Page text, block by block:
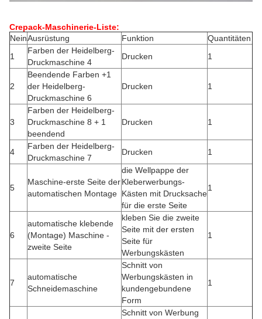
Crepack-Maschinerie-Liste:
NeinAusrüstung Funktion
Quantitäten
1
Farben der Heidelberg-
Druckmaschine 4
Drucken 1
2
Beendende Farben +1
der Heidelberg-
Druckmaschine 6
Drucken 1
3
Farben der Heidelberg-
Druckmaschine 8 + 1
beendend
Drucken 1
4
Farben der Heidelberg-
Druckmaschine 7
Drucken 1
5
Maschine-erste Seite der
automatischen Montage
die Wellpappe der
Kleberwerbungs-
Kästen mit Drucksache
für die erste Seite
1
6
automatische klebende
(Montage) Maschine -
zweite Seite
kleben Sie die zweite
Seite mit der ersten
Seite für
Werbungskästen
1
7
automatische
Schneidemaschine
Schnitt von
Werbungskästen in
kundengebundene
Form
1
Schnitt von Werbung